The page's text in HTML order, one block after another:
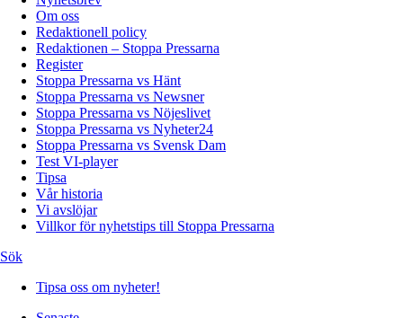
Om oss
Redaktionell policy
Redaktionen – Stoppa Pressarna
Register
Stoppa Pressarna vs Hänt
Stoppa Pressarna vs Newsner
Stoppa Pressarna vs Nöjeslivet
Stoppa Pressarna vs Nyheter24
Stoppa Pressarna vs Svensk Dam
Test VI-player
Tipsa
Vår historia
Vi avslöjar
Villkor för nyhetstips till Stoppa Pressarna
Sök
Tipsa oss om nyheter!